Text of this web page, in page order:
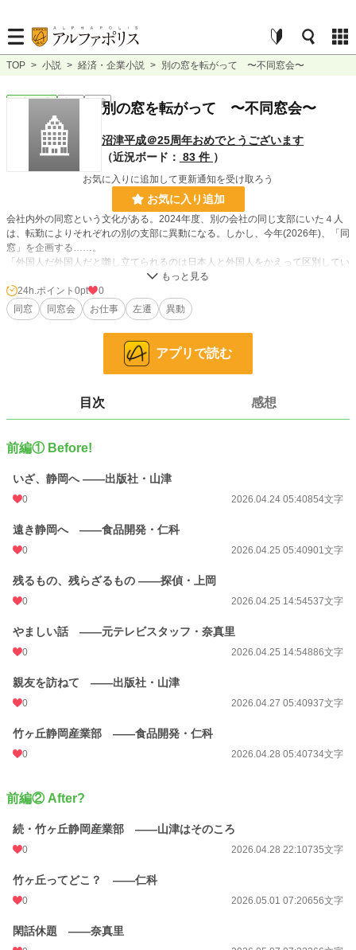
TOP > 小説 > 経済・企業小説 > 別の窓を転がって 〜不同窓会〜
経済・企業 完結 長編別の窓を転がって 〜不同窓会〜
沼津平成＠25周年おめでとうございます
（近況ボード： 83 件 ）
お気に入りに追加して更新通知を受け取ろう
お気に入り追加
会社内外の同窓という文化がある。2024年度、別の会社の同じ支部にいた４人
は、転勤によりそれぞれの別の支部に異動になる。しかし、今年(2026年)、「同
窓」を企画する……。
「外国人だ外国人だと囃し立てられるのは日本人と外国人をかえって区別してい
るが、だからと言って外国人だ外国人だと避けるのも日本人と外国人を区別して
いる——。」「難しいよねぇ」
１年を経て、「悟った」四人の物語。
※この作品に特定の宗教を支持したり特定の宗教を非難する目的や用途はありま
228,696 位 / 228,696 件
お気に入り 0
24h.ポイント 0 pt
更新日時 2026.05.12 07:47
月間ポイント
年間ポイント 4,239 pt (49,596 位)
累計ポイント
24h.ポイント 0pt
0
同窓
同窓会 お仕事 左遷 異動
アプリで読む
目次 感想
前編① Before!
いざ、静岡へ ——出版社・山津
0 2026.04.24 05:40854文字
遠き静岡へ ——食品開発・仁科
0 2026.04.25 05:40901文字
残るもの、残らざるもの ——探偵・上岡
0 2026.04.25 14:54537文字
やましい話 ——元テレビスタッフ・奈真里
0 2026.04.25 14:54886文字
親友を訪ねて ——出版社・山津
0 2026.04.27 05:40937文字
竹ヶ丘静岡産業部 ——食品開発・仁科
0 2026.04.28 05:40734文字
前編② After?
続・竹ヶ丘静岡産業部 ——山津はそのころ
0 2026.04.28 22:10735文字
竹ヶ丘ってどこ？ ——仁科
0 2026.05.01 07:20656文字
閑話休題 ——奈真里